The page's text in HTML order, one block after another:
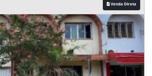
Venda Direta